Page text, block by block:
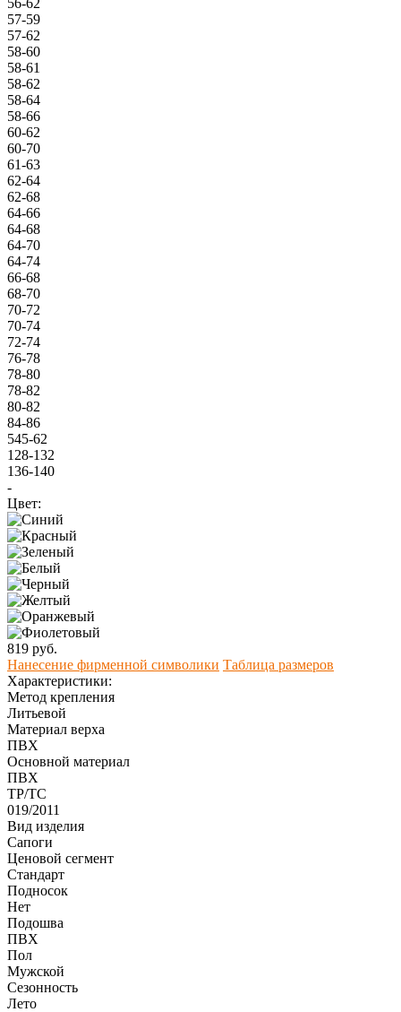
57-59
57-62
58-60
58-61
58-62
58-64
58-66
60-62
60-70
61-63
62-64
62-68
64-66
64-68
64-70
64-74
66-68
68-70
70-72
70-74
72-74
76-78
78-80
78-82
80-82
84-86
545-62
128-132
136-140
-
Цвет:
819 руб.
Нанесение фирменной символики Таблица размеров
Характеристики:
Метод крепления
Литьевой
Материал верха
ПВХ
Оcновной материал
ПВХ
ТР/ТС
019/2011
Вид изделия
Сапоги
Ценовой сегмент
Стандарт
Подносок
Нет
Подошва
ПВХ
Пол
Мужской
Сезонность
Лето